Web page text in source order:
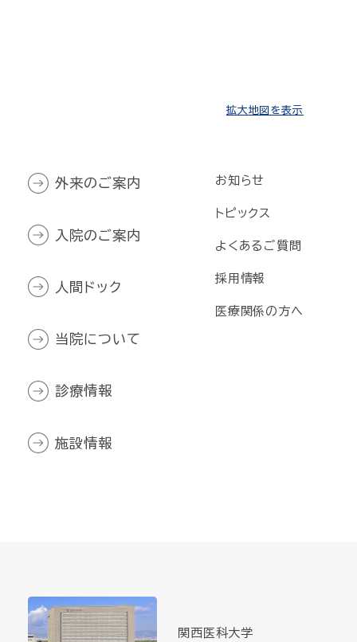
拡大地図を表示
外来のご案内
入院のご案内
人間ドック
当院について
診療情報
施設情報
お知らせ
トピックス
よくあるご質問
採用情報
医療関係の方へ
関西医科大学